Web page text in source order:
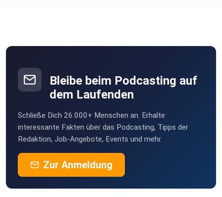
Bleibe beim Podcasting auf
dem Laufenden
Schließe Dich 26.000+ Menschen an. Erhalte
interessante Fakten über das Podcasting, Tipps der
Redaktion, Job-Angebote, Events und mehr.
Zur Anmeldung